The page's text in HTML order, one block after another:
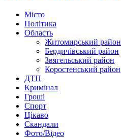
Місто
Політика
Область
Житомирський район
Бердичівський район
Звягельський район
Коростенський район
ДТП
Кримінал
Гроші
Спорт
Цікаво
Скандали
Фото/Відео